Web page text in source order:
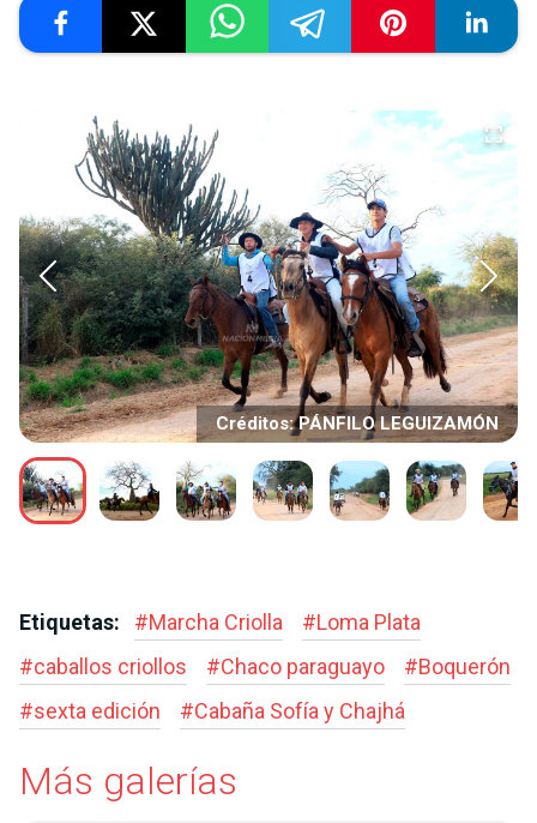
Créditos: PÁNFILO LEGUIZAMÓN
Etiquetas: #Marcha Criolla #Loma Plata
#caballos criollos #Chaco paraguayo #Boquerón
#sexta edición #Cabaña Sofía y Chajhá
Más galerías